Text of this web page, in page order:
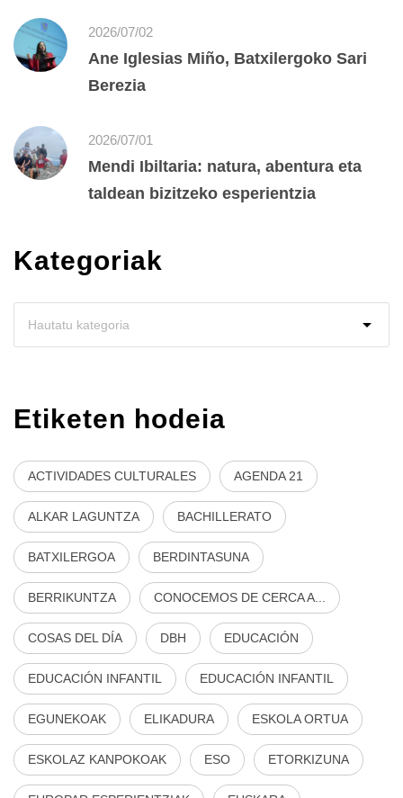
2026/07/02
Ane Iglesias Miño, Batxilergoko Sari
Berezia
2026/07/01
Mendi Ibiltaria: natura, abentura eta
taldean bizitzeko esperientzia
Kategoriak
Etiketen hodeia
ACTIVIDADES CULTURALES AGENDA 21
ALKAR LAGUNTZA BACHILLERATO
BATXILERGOA BERDINTASUNA
BERRIKUNTZA CONOCEMOS DE CERCA A...
COSAS DEL DÍA DBH EDUCACIÓN
EDUCACIÓN INFANTIL EDUCACIÓN INFANTIL
EGUNEKOAK ELIKADURA ESKOLA ORTUA
ESKOLAZ KANPOKOAK ESO ETORKIZUNA